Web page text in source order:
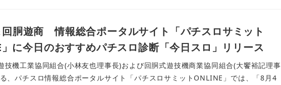
回胴遊商 情報総合ポータルサイト「パチスロサミット
に今日のおすすめパチスロ診断「今日スロ」リリース
技機工業協同組合(小林友也理事長)および回胴式遊技機商業協同組合(大饗裕記理事
、パチスロ情報総合ポータルサイト「パチスロサミットONLINE」では、「8月4